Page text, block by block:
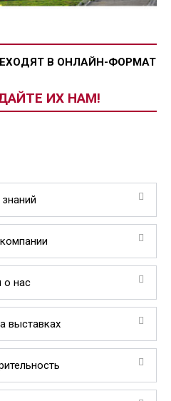
В ОНЛАЙН-ФОРМАТ
ИХ НАМ!
о нас
выставках